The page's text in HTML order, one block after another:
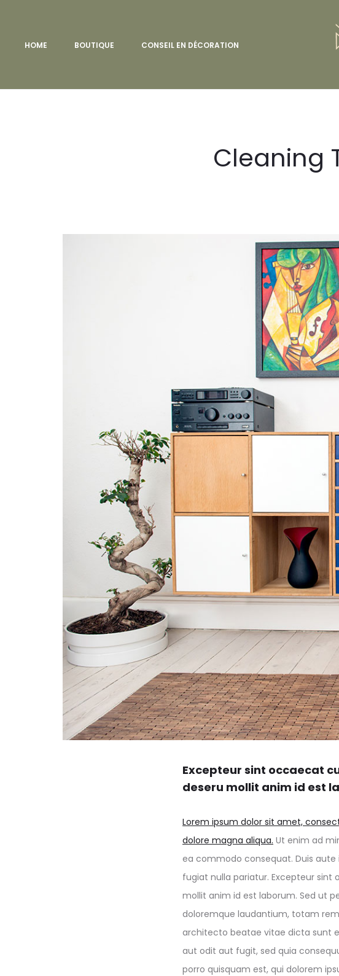
HOME BOUTIQUE CONSEIL EN DÉCORATION
Cleaning
Excepteur sint occaecat
deseru mollit anim id est
Lorem ipsum dolor sit amet,
dolore magna aliqua. Ut enim ad
ea commodo consequat. Duis
fugiat nulla pariatur. Excepteur
mollit anim id est laborum. Sed ut
doloremque laudantium, totam
architecto beatae vitae dicta sunt
aut odit aut fugit, sed quia
porro quisquam est, qui dolorem